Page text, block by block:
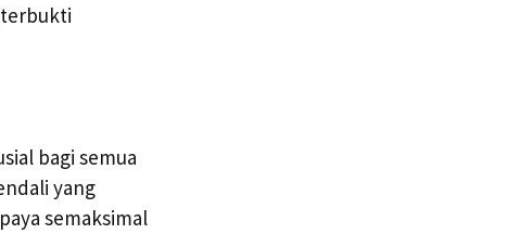
terbukti
bagi semua
yang
semaksimal